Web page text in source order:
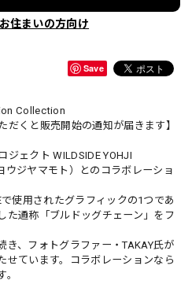
住まいの方向け
Save
Collection
だくと販売開始の通知が届きます】
ジェクト WILDSIDE YOHJI
ウジヤマモト）とのコラボレーショ
使用されたグラフィックの1つであ
た通称「ブルドッグチェーン」をフ
き、フォトグラファー・TAKAY氏が
せています。コラボレーションなら